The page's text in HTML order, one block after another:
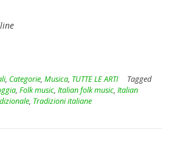
, Categorie, Musica, TUTTE LE ARTI
Tagged
, Folk music, Italian folk music, Italian
, Tradizioni italiane